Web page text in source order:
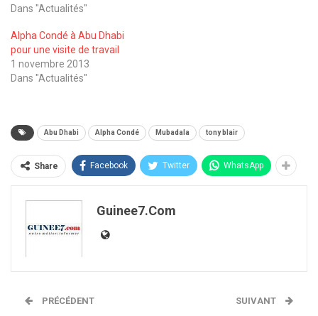
Dans "Actualités"
Alpha Condé à Abu Dhabi
pour une visite de travail
1 novembre 2013
Dans "Actualités"
Abu Dhabi Alpha Condé Mubadala tony blair
Share Facebook Twitter WhatsApp
Guinee7.com
PRÉCÉDENT SUIVANT